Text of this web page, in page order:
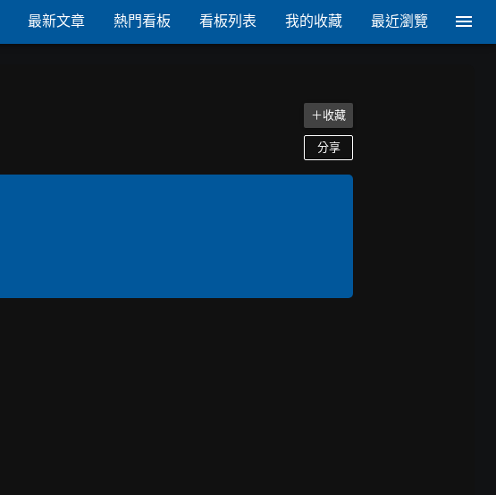
最新文章 熱門看板 看板列表 我的收藏 最近瀏覽
＋收藏
分享